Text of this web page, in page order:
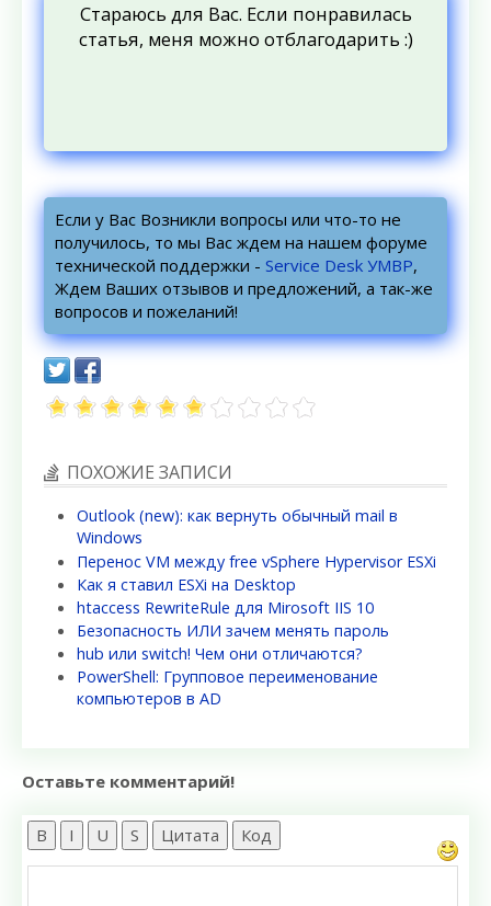
Стараюсь для Вас. Если понравилась
статья, меня можно отблагодарить :)
Если у Вас Возникли вопросы или что-то не
получилось, то мы Вас ждем на нашем форуме
технической поддержки - Service Desk УМВР,
Ждем Ваших отзывов и предложений, а так-же
вопросов и пожеланий!
ПОХОЖИЕ ЗАПИСИ
Outlook (new): как вернуть обычный mail в
Windows
Перенос VM между free vSphere Hypervisor ESXi
Как я ставил ESXi на Desktop
htaccess RewriteRule для Mirosoft IIS 10
Безопасность ИЛИ зачем менять пароль
hub или switch! Чем они отличаются?
PowerShell: Групповое переименование
компьютеров в AD
Оставьте комментарий!
B I U S Цитата Код